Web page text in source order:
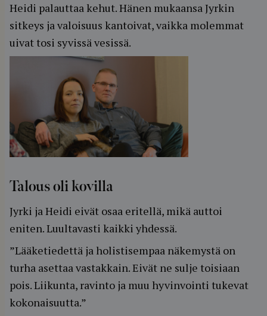
Heidi palauttaa kehut. Hänen mukaansa Jyrkin
sitkeys ja valoisuus kantoivat, vaikka molemmat
uivat tosi syvissä vesissä.
Talous oli kovilla
Jyrki ja Heidi eivät osaa eritellä, mikä auttoi
eniten. Luultavasti kaikki yhdessä.
”Lääketiedettä ja holistisempaa näkemystä on
turha asettaa vastakkain. Eivät ne sulje toisiaan
pois. Liikunta, ravinto ja muu hyvinvointi tukevat
kokonaisuutta.”